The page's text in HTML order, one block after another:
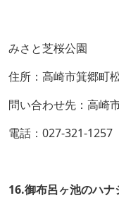
みさと芝桜公園
住所：高崎市箕郷町
問い合わせ先：高崎
電話：027-321-1257
16.御布呂ヶ池のハナ